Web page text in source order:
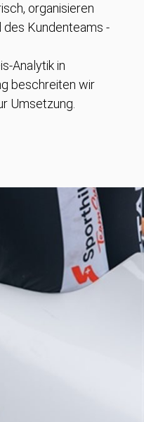
organisieren
Kundenteams -
Analytik in
beschreiten wir
Umsetzung.